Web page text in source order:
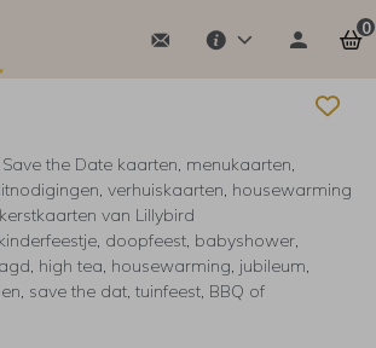
0
the Date kaarten, menukaarten,
verhuiskaarten, housewarming
van Lillybird
doopfeest, babyshower,
high tea, housewarming, jubileum,
save the dat, tuinfeest, BBQ of